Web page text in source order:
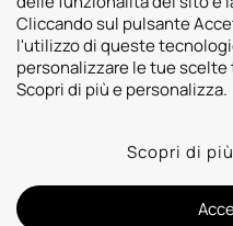
Volvo Padova
Volvo Venezia
Usato Padova
Mazda Padova
Lynk&co. Padova
Lynk&co. Venezia
Polestar Padova
Risorse
Valuta il tuo Usato
Contatti
Promozioni
Cookie Policy
Informativa sulla trasparenza
Cliccando sul pulsante
l'utilizzo di queste
personalizzare le tue
Scopri di più e personalizza.
Scopri di